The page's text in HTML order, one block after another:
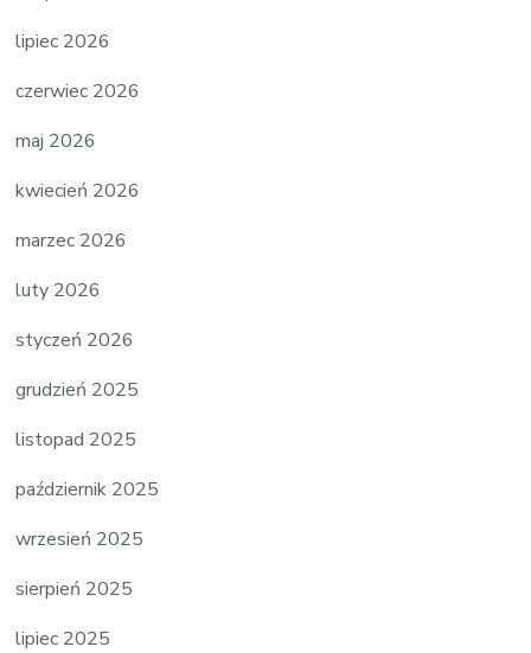
lipiec 2026
czerwiec 2026
maj 2026
kwiecień 2026
marzec 2026
luty 2026
styczeń 2026
grudzień 2025
listopad 2025
październik 2025
wrzesień 2025
sierpień 2025
lipiec 2025